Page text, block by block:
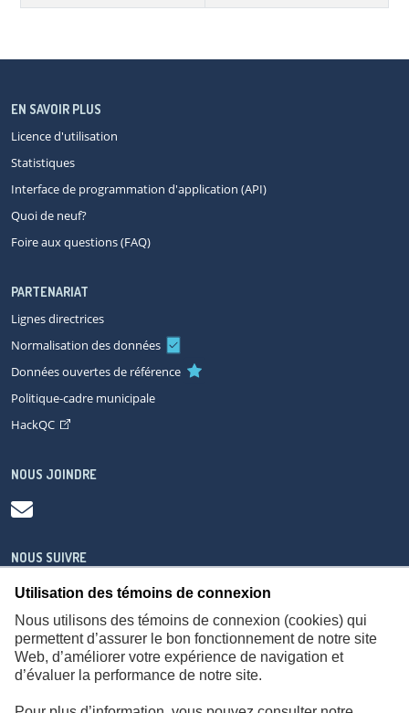
Utilisation des témoins de connexion
Nous utilisons des témoins de connexion (cookies) qui
permettent d’assurer le bon fonctionnement de notre site
Web, d’améliorer votre expérience de navigation et
d’évaluer la performance de notre site.
EN SAVOIR PLUS
Licence d'utilisation
Statistiques
Interface de programmation d'application (API)
Quoi de neuf?
Foire aux questions (FAQ)
PARTENARIAT
Lignes directrices
Normalisation des données
Données ouvertes de référence
Politique-cadre municipale
HackQC
NOUS JOINDRE
NOUS SUIVRE
À propos Accessibilité Plan du site
Consignes de sécurité